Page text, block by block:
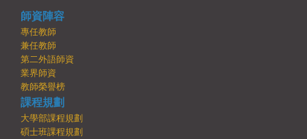
師資陣容
專任教師
兼任教師
第二外語師資
業界師資
教師榮譽榜
課程規劃
大學部課程規劃
碩士班課程規劃